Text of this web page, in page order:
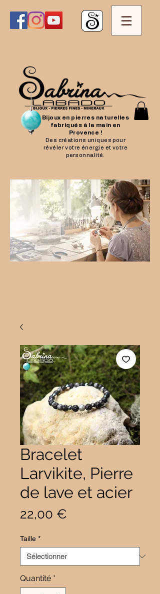
Bijoux en pierres naturelles
fabriqués à la main en
Provence !
Des créations uniques pour
révéler votre énergie et votre
personnalité.
Bracelet
Larvikite, Pierre
de lave et acier
22,00 €
Taille *
Quantité *